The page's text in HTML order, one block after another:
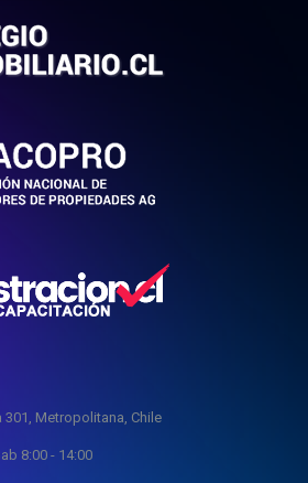
301, Metropolitana, Chile
8:00 - 14:00